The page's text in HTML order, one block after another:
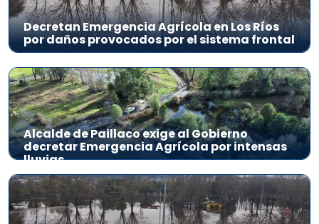
Decretan Emergencia Agrícola en Los Ríos
por daños provocados por el sistema frontal
Alcalde de Paillaco exige al Gobierno
decretar Emergencia Agrícola por intensas
lluvias